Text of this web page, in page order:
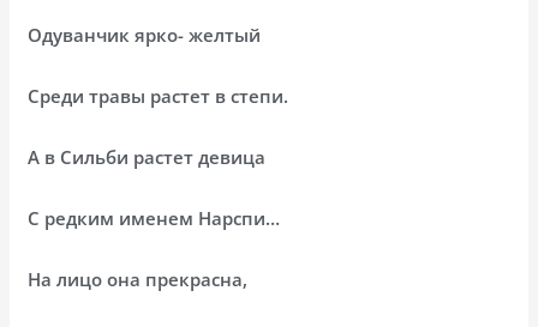
Одуванчик ярко- желтый
Среди травы растет в степи.
А в Сильби растет девица
С редким именем Нарспи…
На лицо она прекрасна,